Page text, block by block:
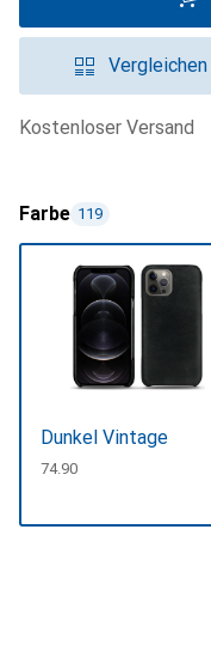
Vergleichen
kostenloser Versand
Farbe 119
Dunkel Vintage
CHF
74.90